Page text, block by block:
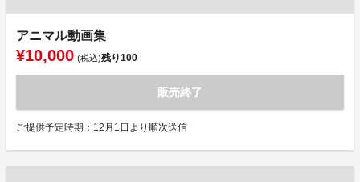
アニマル動画集
¥10,000 (税込)残り100
販売終了
ご提供予定時期：12月1日より順次送信